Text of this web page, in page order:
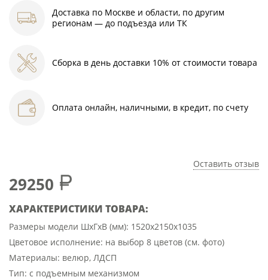
Доставка по Москве и области, по другим
регионам — до подъезда или ТК
Сборка в день доставки 10% от стоимости товара
Оплата онлайн, наличными, в кредит, по счету
29250
ХАРАКТЕРИСТИКИ ТОВАРА:
Размеры модели ШхГхВ (мм): 1520х2150х1035
Цветовое исполнение: на выбор 8 цветов (см. фото)
Материалы: велюр, ЛДСП
Тип: с подъемным механизмом
Оставить отзыв